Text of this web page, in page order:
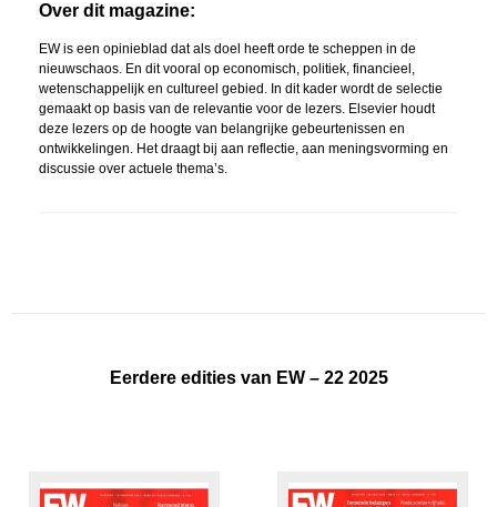
Over dit magazine:
EW is een opinieblad dat als doel heeft orde te scheppen in de
nieuwschaos. En dit vooral op economisch, politiek, financieel,
wetenschappelijk en cultureel gebied. In dit kader wordt de selectie
gemaakt op basis van de relevantie voor de lezers. Elsevier houdt
deze lezers op de hoogte van belangrijke gebeurtenissen en
ontwikkelingen. Het draagt ​​bij aan reflectie, aan meningsvorming en
discussie over actuele thema’s.
Eerdere edities van EW – 22 2025